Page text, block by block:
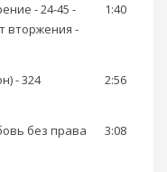
- 24-45 -
вторжения -
1:40
- 324
2:56
без права
3:08